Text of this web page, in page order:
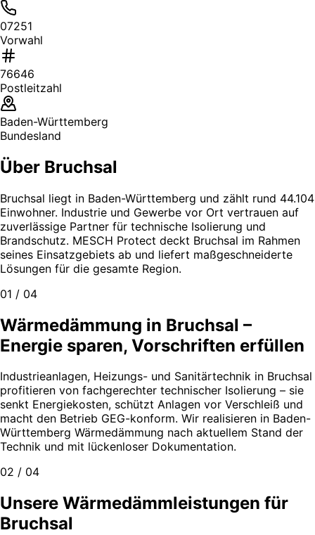
07251
Vorwahl
76646
Postleitzahl
Baden-Württemberg
Bundesland
Über Bruchsal
Bruchsal liegt in Baden-Württemberg und zählt rund 44.104
Einwohner. Industrie und Gewerbe vor Ort vertrauen auf
zuverlässige Partner für technische Isolierung und
Brandschutz. MESCH Protect deckt Bruchsal im Rahmen
seines Einsatzgebiets ab und liefert maßgeschneiderte
Lösungen für die gesamte Region.
01 / 04
Wärmedämmung in Bruchsal –
Energie sparen, Vorschriften erfüllen
Industrieanlagen, Heizungs- und Sanitärtechnik in Bruchsal
profitieren von fachgerechter technischer Isolierung – sie
senkt Energiekosten, schützt Anlagen vor Verschleiß und
macht den Betrieb GEG-konform. Wir realisieren in Baden-
Württemberg Wärmedämmung nach aktuellem Stand der
Technik und mit lückenloser Dokumentation.
02 / 04
Unsere Wärmedämmleistungen für
Bruchsal